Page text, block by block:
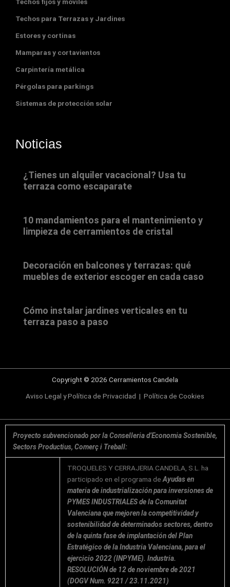
Techos fijos y móviles
Techos para Terrazas y Jardines
Estores y cortinas
Mamparas y cortavientos
Carpintería metálica
Pérgolas para parkings
Sistemas de protección solar
Noticias
¿Tienes un alquiler vacacional? Usa tu
terraza como escaparate
10 mandamientos para el mantenimiento y
limpieza de cerramientos de cristal
Decoración en balcones y terrazas: qué
muebles de exterior escoger en cada caso
Cómo instalar jardines verticales en tu
terraza paso a paso
Copyright © 2026 Cerramientos Candela
Aviso Legal y Política de Privacidad | Política de Cookies
Proyecto subvencionado por la Conselleria d’Economia Sostenible,
Sectors Productius, Comerç i Treball:
TROQUELES Y CERRAJERIA CANDELA, S.L. ha
participado en el programa deAyudas en
materia de industrialización para inversiones de
PYMES INDUSTRIALES de la Comunitat
Valenciana que mejoren la competitividad y
sostenibilidad de determinados sectores, dentro
de la quinta fase de implantación del Plan
Estratégico de la Industria Valenciana, para el
ejercicio 2022 (INPYME). Industria.
RESOLUCIÓN de 12 de noviembre de 2021
(DOGV Num. 9221 / 23.11.2021)